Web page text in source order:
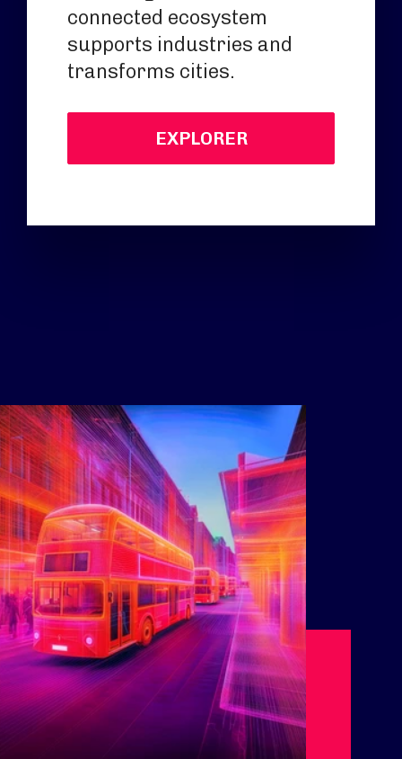
connected ecosystem
supports industries and
transforms cities.
EXPLORER